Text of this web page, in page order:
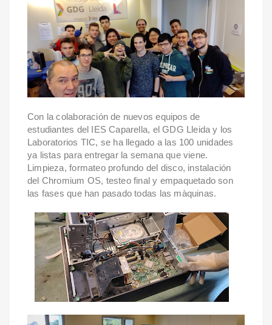
Con la colaboración de nuevos equipos de
estudiantes del IES Caparella, el GDG Lleida y los
Laboratorios TIC, se ha llegado a las 100 unidades
ya listas para entregar la semana que viene.
Limpieza, formateo profundo del disco, instalación
del Chromium OS, testeo final y empaquetado son
las fases que han pasado todas las màquinas.